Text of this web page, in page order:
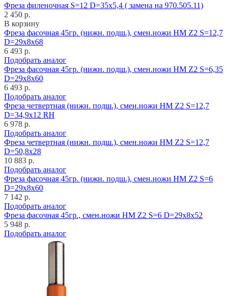
Фреза филеночная S=12 D=35x5,4 ( замена на 970.505.11)
2 450 р.
В корзину
Фреза фасочная 45гр. (нижн. подш.), смен.ножи HM Z2 S=12,7
D=29x8x68
6 493 р.
Подобрать аналог
Фреза фасочная 45гр. (нижн. подш.), смен.ножи HM Z2 S=6,35
D=29x8x60
6 493 р.
Подобрать аналог
Фреза четвертная (нижн. подш.), смен.ножи HM Z2 S=12,7
D=34,9x12 RH
6 978 р.
Подобрать аналог
Фреза четвертная (нижн. подш.), смен.ножи HM Z2 S=12,7
D=50,8x28
10 883 р.
Подобрать аналог
Фреза фасочная 45гр. (нижн. подш.), смен.ножи HM Z2 S=6
D=29x8x60
7 142 р.
Подобрать аналог
Фреза фасочная 45гр., смен.ножи HM Z2 S=6 D=29x8x52
5 948 р.
Подобрать аналог